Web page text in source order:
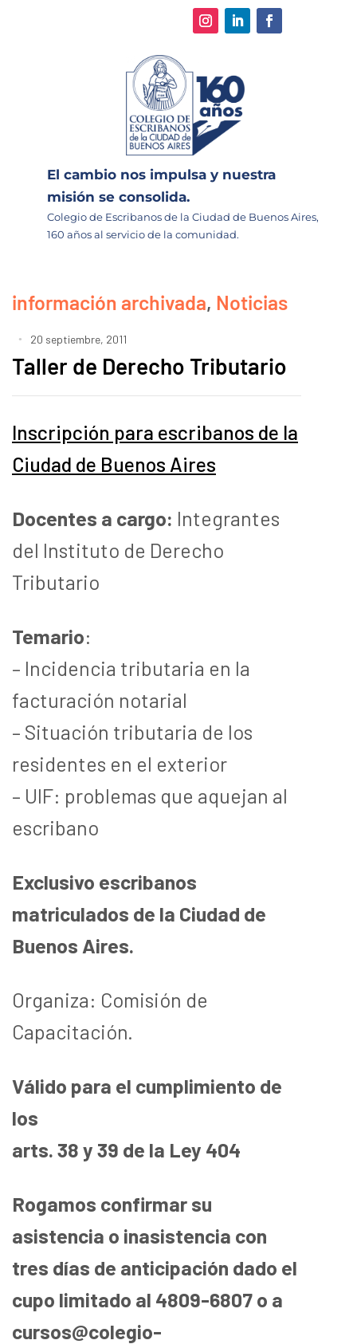
El cambio nos impulsa y nuestra
misión se consolida.
Colegio de Escribanos de la Ciudad de Buenos Aires,
160 años al servicio de la comunidad.
información archivada, Noticias
20 septiembre, 2011
Taller de Derecho Tributario
Inscripción para escribanos de la
Ciudad de Buenos Aires
Docentes a cargo: Integrantes
del Instituto de Derecho
Tributario
Temario:
– Incidencia tributaria en la
facturación notarial
– Situación tributaria de los
residentes en el exterior
– UIF: problemas que aquejan al
escribano
Exclusivo escribanos
matriculados de la Ciudad de
Buenos Aires.
Organiza: Comisión de
Capacitación.
Válido para el cumplimiento de
los
arts. 38 y 39 de la Ley 404
Rogamos confirmar su
asistencia o inasistencia con
tres días de anticipación dado el
cupo limitado al 4809-6807 o a
cursos@colegio-